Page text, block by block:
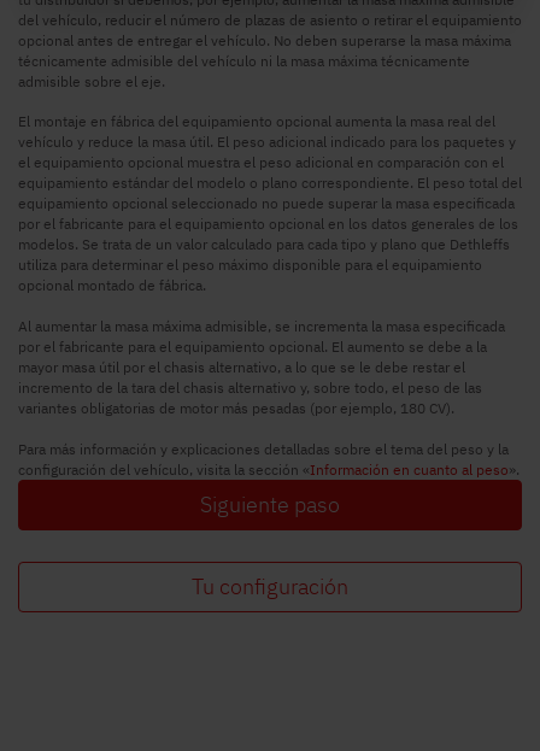
del vehículo, reducir el número de plazas de asiento o retirar el equipamiento
opcional antes de entregar el vehículo. No deben superarse la masa máxima
técnicamente admisible del vehículo ni la masa máxima técnicamente
admisible sobre el eje.
El montaje en fábrica del equipamiento opcional aumenta la masa real del
vehículo y reduce la masa útil. El peso adicional indicado para los paquetes y
el equipamiento opcional muestra el peso adicional en comparación con el
equipamiento estándar del modelo o plano correspondiente. El peso total del
equipamiento opcional seleccionado no puede superar la masa especificada
por el fabricante para el equipamiento opcional en los datos generales de los
modelos. Se trata de un valor calculado para cada tipo y plano que Dethleffs
utiliza para determinar el peso máximo disponible para el equipamiento
opcional montado de fábrica.
Al aumentar la masa máxima admisible, se incrementa la masa especificada
por el fabricante para el equipamiento opcional. El aumento se debe a la
mayor masa útil por el chasis alternativo, a lo que se le debe restar el
incremento de la tara del chasis alternativo y, sobre todo, el peso de las
variantes obligatorias de motor más pesadas (por ejemplo, 180 CV).
Para más información y explicaciones detalladas sobre el tema del peso y la
configuración del vehículo, visita la sección «Información en cuanto al peso».
Siguiente paso
Tu configuración